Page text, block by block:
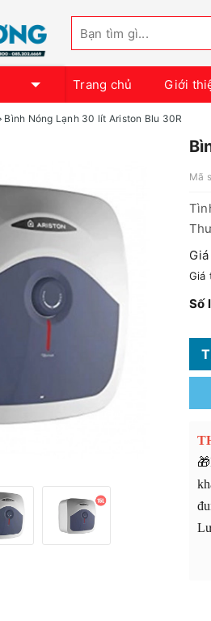
Trang chủ Giới
Bình Nóng Lạnh 30 lít Ariston Blu 30R
Mã
Số